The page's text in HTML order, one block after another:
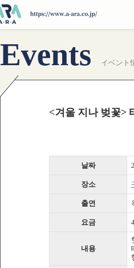
Events イベント
<겨울 지나 벚꽃>
날짜
장소
출연
요금
내용